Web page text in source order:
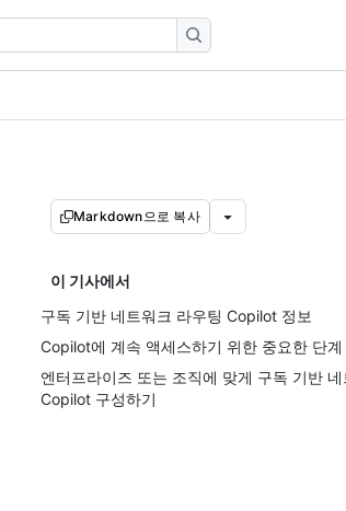
Markdown으로 복사
이 기사에서
구독 기반 네트워크 라우팅 Copilot 정보
Copilot에 계속 액세스하기 위한 중요한 단계
엔터프라이즈 또는 조직에 맞게 구독 기반
Copilot 구성하기